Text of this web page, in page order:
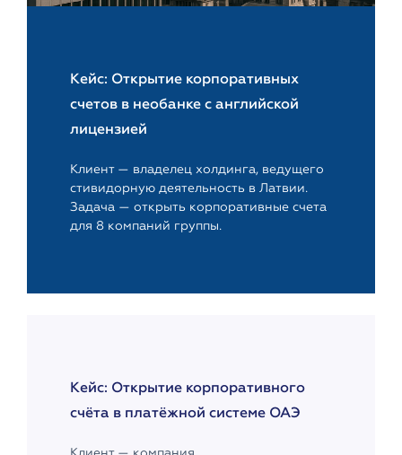
Кейс: Открытие корпоративных
счетов в необанке с английской
лицензией
Клиент — владелец холдинга, ведущего
стивидорную деятельность в Латвии.
Задача — открыть корпоративные счета
для 8 компаний группы.
Кейс: Открытие корпоративного
счёта в платёжной системе ОАЭ